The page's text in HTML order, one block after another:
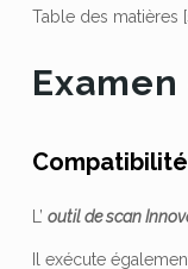
Table des matières
Compatibilité
L’outil de scan
Il exécute